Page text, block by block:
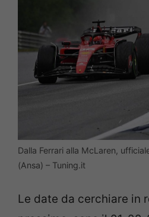
Dalla Ferrari alla McLaren,
(Ansa) – Tuning.it
Le date da cerchiare in